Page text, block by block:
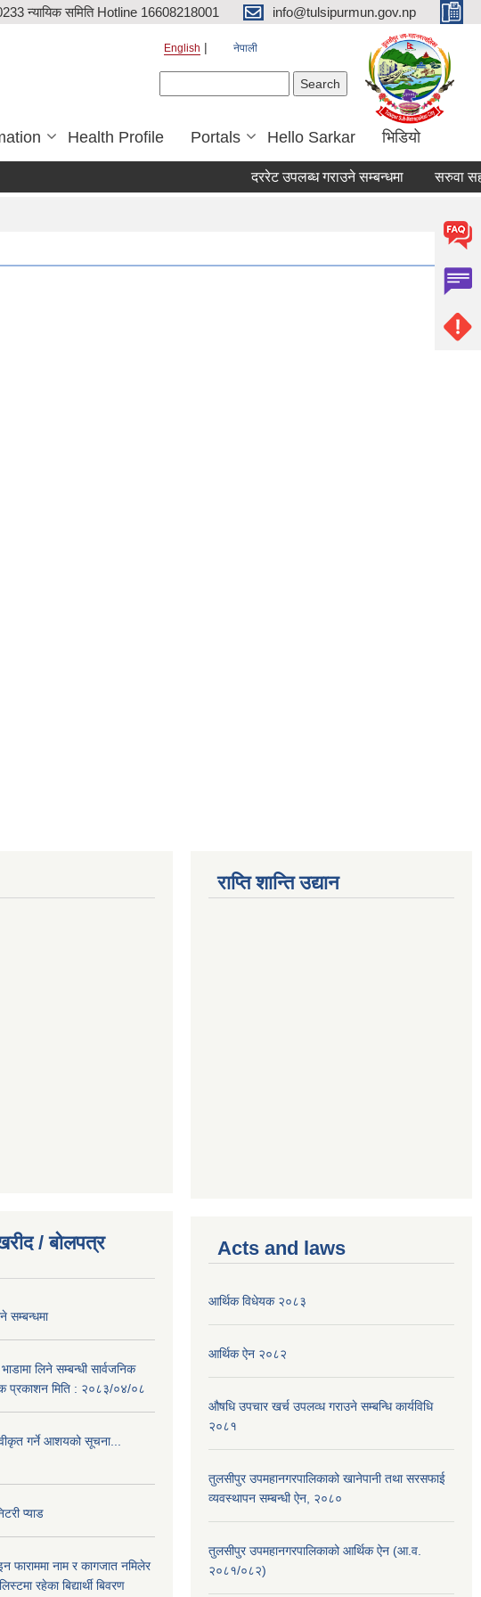
न्यायिक समिति Hotline 16608218001 info@tulsipurmun.gov.np
English नेपाली
Health Profile Portals Hello Sarkar भिडियो
दररेट उपलब्ध गराउने सम्बन्धमा सरुवा
/ बोलपत्र
सम्बन्धमा
लिने सम्बन्धी सार्वजनिक
प्रकाशन मिति : २०८३/०४/०८
गर्ने आशयको सूचना...
प्याड
फाराममा नाम र कागजात नमिलेर
रहेका बिद्यार्थी बिवरण
राप्ति शान्ति उद्यान
Acts and laws
आर्थिक विधेयक २०८३
आर्थिक ऐन २०८२
औषधि उपचार खर्च उपलव्ध गराउने सम्बन्धि कार्यविधि
२०८१
तुलसीपुर उपमहानगरपालिकाको खानेपानी तथा सरसफाई
व्यवस्थापन सम्बन्धी ऐन, २०८०
तुलसीपुर उपमहानगरपालिकाको आर्थिक ऐन (आ.व.
२०८१/०८२)